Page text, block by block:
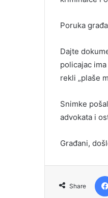
Poruka
Dajte
policajac
rekli „plaše
Snimke
advokata i
Građani,
Share